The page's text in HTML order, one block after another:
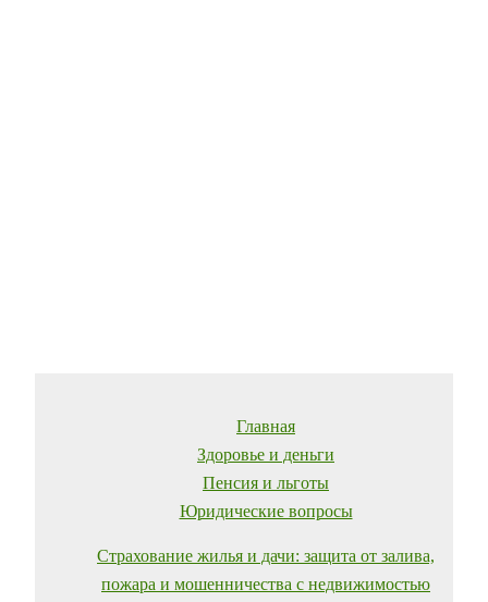
Главная
Здоровье и деньги
Пенсия и льготы
Юридические вопросы
Страхование жилья и дачи: защита от залива,
пожара и мошенничества с недвижимостью